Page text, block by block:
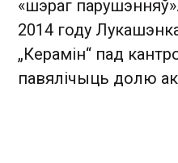
«шэраг
2014 году
„Керамін“ пад
павялічыць долю